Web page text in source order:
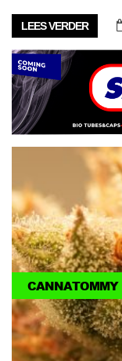
LEES VERDER
CANNATOMMY